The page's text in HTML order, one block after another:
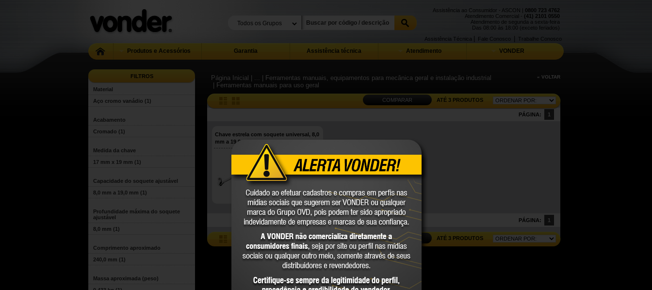
Assistência ao Consumidor - ASCON | 0800 723 4762
Atendimento Comercial - (41) 2101 0550
Atendimento de segunda a sexta-feira
Das 08:00 às 18:00 (exceto feriados)
Trabalhe Conosco
Fale Conosco
Assistência Técnica
Produtos e Acessórios Garantia Assistência técnica Atendimento VONDER
FILTROS
Material
Aço cromo vanádio (1)
Acabamento
Cromado (1)
Medida da chave
17 mm x 19 mm (1)
Capacidade do soquete ajustável
8,0 mm a 19,0 mm (1)
Profundidade máxima do soquete
ajustável
8,0 mm (1)
Comprimento aproximado
240,0 mm (1)
Massa aproximada (peso)
Página Inicial | ...
| Ferramentas manuais, equipamentos para mecânica geral e instalação industrial
| Ferramentas manuais para uso geral
« VOLTAR
COMPARAR ATÉ 3 PRODUTOS
PÁGINA: 1
Chave estrela com soquete universal, 8,0
mm a 19,0 mm, VONDER
36.08.000.819
VONDER
PÁGINA: 1
COMPARAR ATÉ 3 PRODUTOS